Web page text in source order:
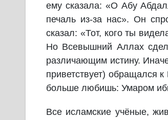
ему сказала: «О Абу
печаль из-за нас». Он
сказал: «Тот, кого ты
Но Всевышний Аллах
различающим истину.
приветствует) обращался
больше любишь: Умаром
Все исламские учёные,